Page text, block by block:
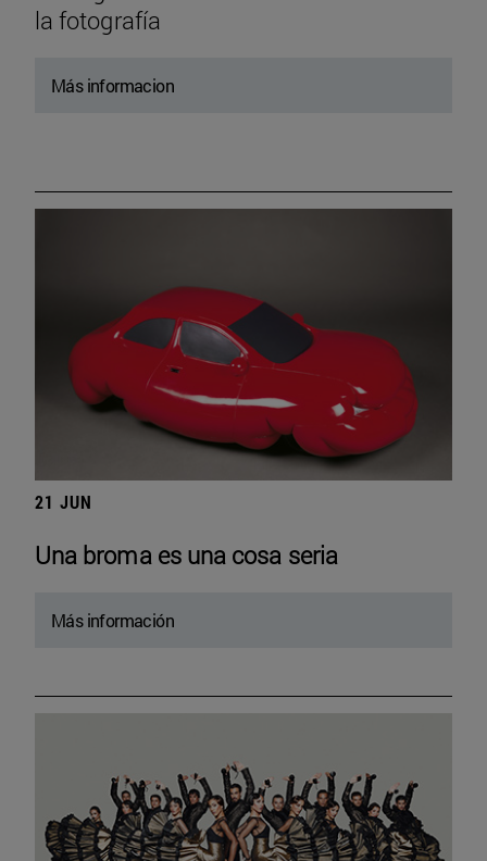
la fotografía
Más informacion
21 JUN
Una broma es una cosa seria
Más información